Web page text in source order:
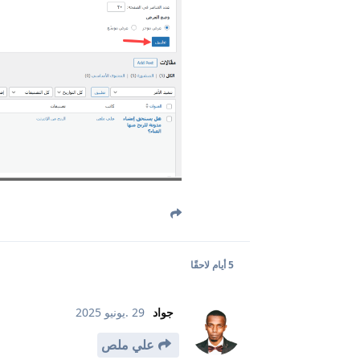
5 أيام لاحقًا
جواد 29 .يونيو 2025
علي ملص